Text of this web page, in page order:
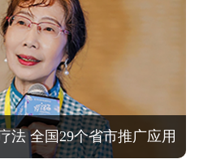
法 全国29个省市推广应用